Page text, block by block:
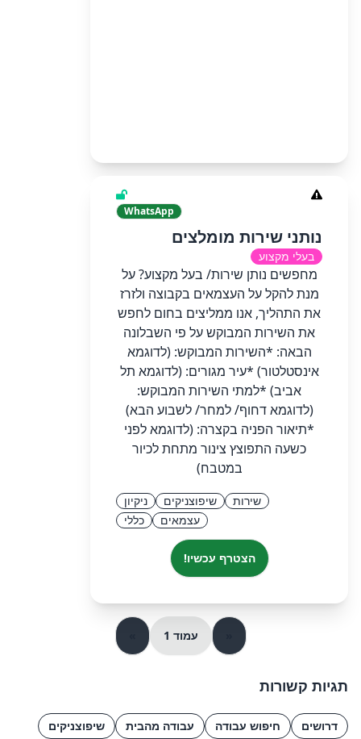
WhatsApp
נותני שירות מומלצים
בעלי מקצוע
מחפשים נותן שירות/ בעל מקצוע? על
מנת להקל על העצמאים בקבוצה ולזרז
את התהליך, אנו ממליצים בחום לחפש
את השירות המבוקש על פי השבלונה
הבאה: *השירות המבוקש: (לדוגמא
אינסטלטור) *עיר מגורים: (לדוגמא תל
אביב) *למתי השירות המבוקש:
(לדוגמא דחוף/ למחר/ לשבוע הבא)
*תיאור הפניה בקצרה: (לדוגמא לפני
כשעה התפוצץ צינור מתחת לכיור
במטבח)
שירות שיפוצניקים
ניקיון
עצמאים
כללי
הצטרף עכשיו!
עמוד 1
תגיות קשורות
דרושים חיפוש עבודה עבודה מהבית שיפוצניקים